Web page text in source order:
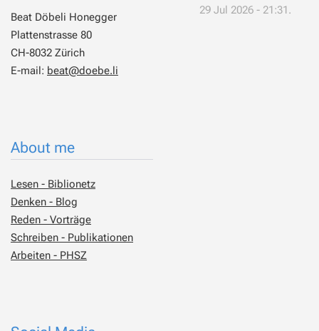
Beat Döbeli Honegger
Plattenstrasse 80
CH-8032 Zürich
E-mail: beat@doebe.li
About me
Lesen - Biblionetz
Denken - Blog
Reden - Vorträge
Schreiben - Publikationen
Arbeiten - PHSZ
29 Jul 2026 - 21:31.